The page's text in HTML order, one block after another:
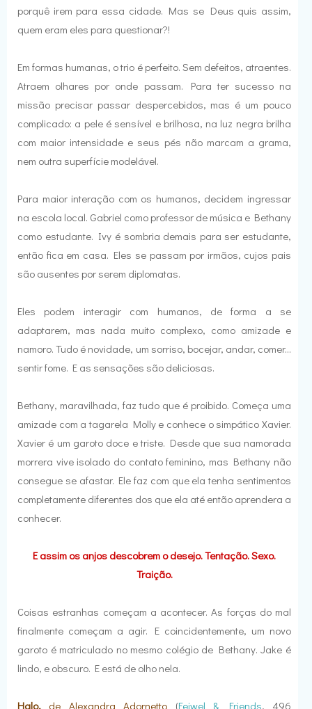
porquê irem para essa cidade. Mas se Deus quis assim,
quem eram eles para questionar?!
Em formas humanas, o trio é perfeito. Sem defeitos, atraentes.
Atraem olhares por onde passam. Para ter sucesso na
missão precisar passar despercebidos, mas é um pouco
complicado: a pele é sensível e brilhosa, na luz negra brilha
com maior intensidade e seus pés não marcam a grama,
nem outra superfície modelável.
Para maior interação com os humanos, decidem ingressar
na escola local. Gabriel como professor de música e Bethany
como estudante. Ivy é sombria demais para ser estudante,
então fica em casa. Eles se passam por irmãos, cujos pais
são ausentes por serem diplomatas.
Eles podem interagir com humanos, de forma a se
adaptarem, mas nada muito complexo, como amizade e
namoro. Tudo é novidade, um sorriso, bocejar, andar, comer...
sentir fome. E as sensações são deliciosas.
Bethany, maravilhada, faz tudo que é proibido. Começa uma
amizade com a tagarela Molly e conhece o simpático Xavier.
Xavier é um garoto doce e triste. Desde que sua namorada
morrera vive isolado do contato feminino, mas Bethany não
consegue se afastar. Ele faz com que ela tenha sentimentos
completamente diferentes dos que ela até então aprendera a
conhecer.
E assim os anjos descobrem o desejo. Tentação. Sexo.
Traição.
Coisas estranhas começam a acontecer. As forças do mal
finalmente começam a agir. E coincidentemente, um novo
garoto é matriculado no mesmo colégio de Bethany. Jake é
lindo, e obscuro. E está de olho nela.
Halo, de Alexandra Adornetto (Feiwel & Friends, 496